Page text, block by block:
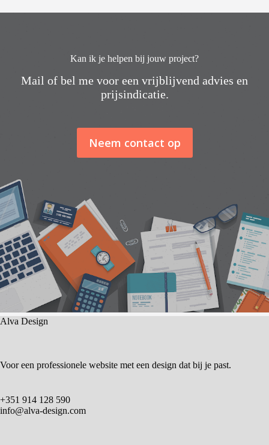
Kan ik je helpen bij jouw project?
Mail of bel me voor een vrijblijvend advies en
prijsindicatie.
Neem contact op
Alva Design
Voor een professionele website met een design dat bij je past.
+351 914 128 590
info@alva-design.com